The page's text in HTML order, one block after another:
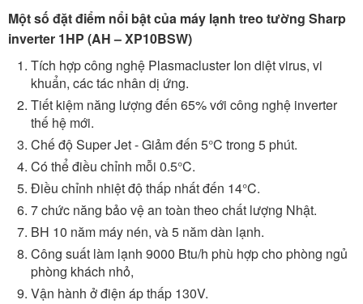
Một số đặt điểm nổi bật của máy lạnh treo tường Sharp
inverter 1HP (AH – XP10BSW)
Tích hợp công nghệ Plasmacluster Ion diệt virus, vi
khuẩn, các tác nhân dị ứng.
Tiết kiệm năng lượng đến 65% với công nghệ inverter
thế hệ mới.
Chế độ Super Jet - Giảm đến 5°C trong 5 phút.
Có thể điều chỉnh mỗi 0.5°C.
Điều chỉnh nhiệt độ thấp nhất đến 14°C.
7 chức năng bảo vệ an toàn theo chất lượng Nhật.
BH 10 năm máy nén, và 5 năm dàn lạnh.
Công suất làm lạnh 9000 Btu/h phù hợp cho phòng ngủ
phòng khách nhỏ,
Vận hành ở điện áp thấp 130V.